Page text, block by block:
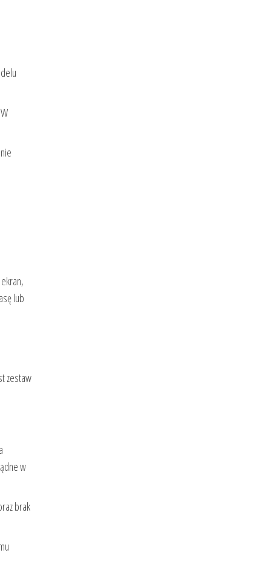
lub
zestaw
w
brak